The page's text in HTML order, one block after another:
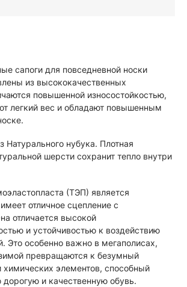
сапоги для повседневной носки
из высококачественных
повышенной износостойкостью,
легкий вес и обладают повышенным
Натурального нубука. Плотная
шерсти сохранит тепло внутри
(ТЭП) является
отличное сцепление с
отличается высокой
и устойчивостью к воздействию
Это особенно важно в мегаполисах,
превращаются к безумный
химических элементов, способный
дорогую и качественную обувь.